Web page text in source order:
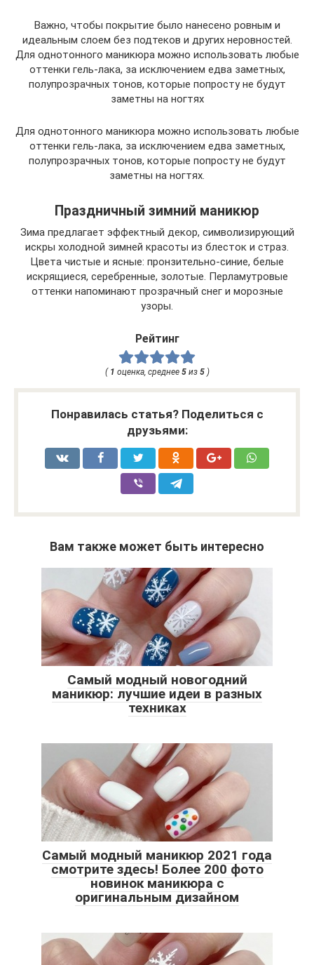
Важно, чтобы покрытие было нанесено ровным и
идеальным слоем без подтеков и других неровностей.
Для однотонного маникюра можно использовать любые
оттенки гель-лака, за исключением едва заметных,
полупрозрачных тонов, которые попросту не будут
заметны на ногтях
Для однотонного маникюра можно использовать любые
оттенки гель-лака, за исключением едва заметных,
полупрозрачных тонов, которые попросту не будут
заметны на ногтях.
Праздничный зимний маникюр
Зима предлагает эффектный декор, символизирующий
искры холодной зимней красоты из блесток и страз.
Цвета чистые и ясные: пронзительно-синие, белые
искрящиеся, серебренные, золотые. Перламутровые
оттенки напоминают прозрачный снег и морозные
узоры.
Рейтинг
( 1 оценка, среднее 5из 5)
Понравилась статья? Поделиться с
друзьями:
Вам также может быть интересно
Самый модный новогодний
маникюр: лучшие идеи в разных
техниках
Самый модный маникюр 2021 года
смотрите здесь! Более 200 фото
новинок маникюра с
оригинальным дизайном